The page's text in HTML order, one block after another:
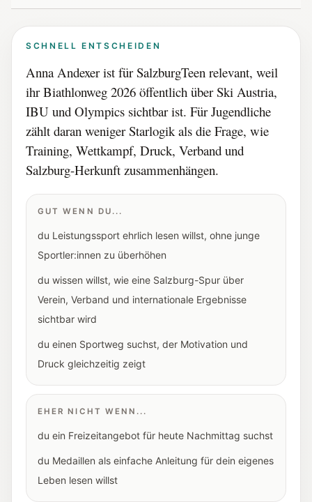
SCHNELL ENTSCHEIDEN
Anna Andexer ist für SalzburgTeen relevant, weil
ihr Biathlonweg 2026 öffentlich über Ski Austria,
IBU und Olympics sichtbar ist. Für Jugendliche
zählt daran weniger Starlogik als die Frage, wie
Training, Wettkampf, Druck, Verband und
Salzburg-Herkunft zusammenhängen.
GUT WENN DU...
du Leistungssport ehrlich lesen willst, ohne junge
Sportler:innen zu überhöhen
du wissen willst, wie eine Salzburg-Spur über
Verein, Verband und internationale Ergebnisse
sichtbar wird
du einen Sportweg suchst, der Motivation und
Druck gleichzeitig zeigt
EHER NICHT WENN...
du ein Freizeitangebot für heute Nachmittag suchst
du Medaillen als einfache Anleitung für dein eigenes
Leben lesen willst